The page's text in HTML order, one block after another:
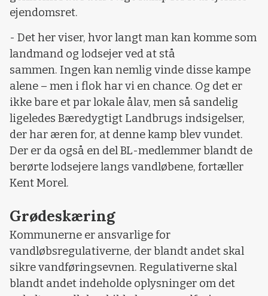
ejendomsret.
- Det her viser, hvor langt man kan komme som
landmand og lodsejer ved at stå
sammen. Ingen kan nemlig vinde disse kampe
alene – men i flok har vi en chance. Og det er
ikke bare et par lokale ålav, men så sandelig
ligeledes Bæredygtigt Landbrugs indsigelser,
der har æren for, at denne kamp blev vundet.
Der er da også en del BL-medlemmer blandt de
berørte lodsejere langs vandløbene, fortæller
Kent Morel.
Grødeskæring
Kommunerne er ansvarlige for
vandløbsregulativerne, der blandt andet skal
sikre vandføringsevnen. Regulativerne skal
blandt andet indeholde oplysninger om det